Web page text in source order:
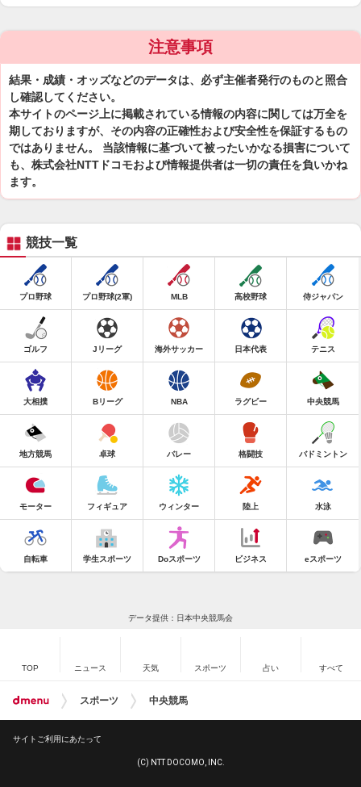
注意事項
結果・成績・オッズなどのデータは、必ず主催者発行のものと照合
し確認してください。
本サイトのページ上に掲載されている情報の内容に関しては万全を
期しておりますが、その内容の正確性および安全性を保証するもの
ではありません。 当該情報に基づいて被ったいかなる損害について
も、株式会社NTTドコモおよび情報提供者は一切の責任を負いかね
ます。
競技一覧
プロ野球 プロ野球(2軍) MLB 高校野球 侍ジャパン
ゴルフ Jリーグ 海外サッカー 日本代表 テニス
大相撲 Bリーグ NBA ラグビー 中央競馬
地方競馬 卓球 バレー 格闘技 バドミントン
モーター フィギュア ウィンター 陸上 水泳
自転車 学生スポーツ Doスポーツ ビジネス eスポーツ
データ提供：日本中央競馬会
TOP ニュース 天気 スポーツ 占い すべて
スポーツ 中央競馬
サイトご利用にあたって
(C) NTT DOCOMO, INC.